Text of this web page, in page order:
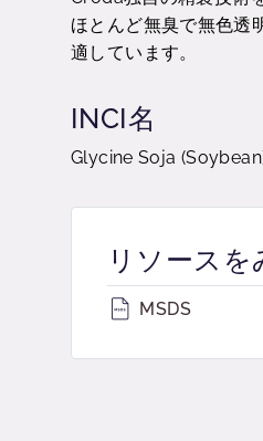
ほとんど無臭で無色透
適しています。
INCI名
Glycine Soja
リソースを
MSDS